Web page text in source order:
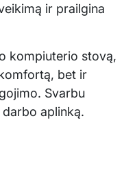
ir prailgina
kompiuterio stovą,
bet ir
Svarbu
aplinką.